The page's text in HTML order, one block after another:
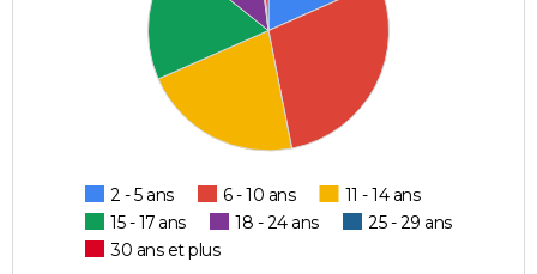
2 - 5 ans 6 - 10 ans
11 - 14 ans
15 - 17 ans
18 - 24 ans
25 - 29 ans
30 ans et plus